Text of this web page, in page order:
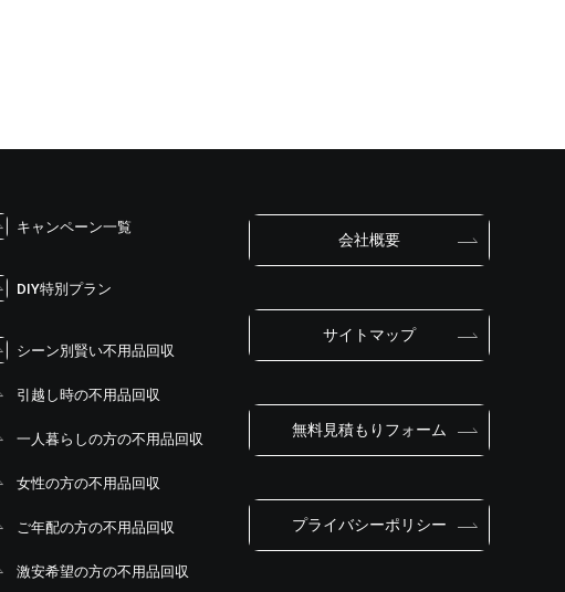
キャンペーン一覧
DIY特別プラン
シーン別賢い不用品回収
引越し時の不用品回収
一人暮らしの方の不用品回収
女性の方の不用品回収
ご年配の方の不用品回収
激安希望の方の不用品回収
会社概要
サイトマップ
無料見積もりフォーム
プライバシーポリシー